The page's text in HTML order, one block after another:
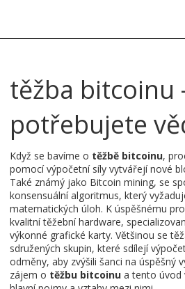
těžba bitcoinu
potřebujete
Když se bavíme o těžbě bitcoinu,
pomocí výpočetní síly vytvářejí nové
Také známý jako Bitcoin mining, se
konsensuální algoritmus, který
matematických úloh. K úspěšnému
kvalitnítěžební hardware,
výkonné grafické karty. Většinou se
sdružených skupin, které sdílejí
odměny, aby zvýšili šanci na úspěšný
zájem o těžbu bitcoinu a tento úvod